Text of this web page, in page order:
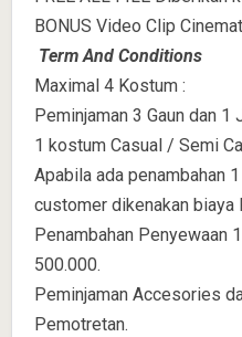
BONUS Video Clip
Term And Conditions
Maximal 4 Kostum :
Peminjaman 3 Gaun dan 1
1 kostum Casual / Semi
Apabila ada penambahan
customer dikenakan biaya
Penambahan Penyewaan
500.000.
Peminjaman Accesories
Pemotretan.